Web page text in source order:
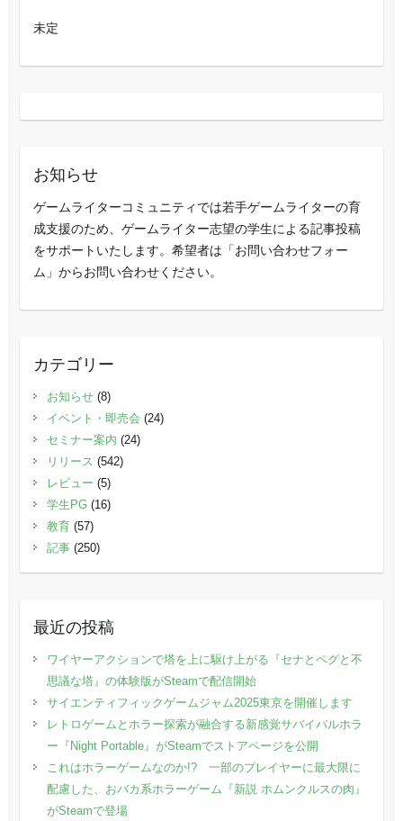
未定
お知らせ
ゲームライターコミュニティでは若手ゲームライターの育
成支援のため、ゲームライター志望の学生による記事投稿
をサポートいたします。希望者は「お問い合わせフォー
ム」からお問い合わせください。
カテゴリー
お知らせ(8)
イベント・即売会 (24)
セミナー案内 (24)
リリース (542)
レビュー (5)
学生PG(16)
教育(57)
記事(250)
最近の投稿
ワイヤーアクションで塔を上に駆け上がる『セナとペグと不
思議な塔』の体験版がSteamで配信開始
サイエンティフィックゲームジャム2025東京を開催します
レトロゲームとホラー探索が融合する新感覚サバイバルホラ
ー『Night Portable』がSteamでストアページを公開
これはホラーゲームなのか!? 一部のプレイヤーに最大限に
配慮した、おバカ系ホラーゲーム『新説 ホムンクルスの肉』
がSteamで登場